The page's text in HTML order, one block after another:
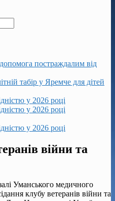
постраждалим від
табір у Яремче для дітей
у 2026 році
у 2026 році
у 2026 році
війни та
Уманського медичного
клубу ветеранів війни та